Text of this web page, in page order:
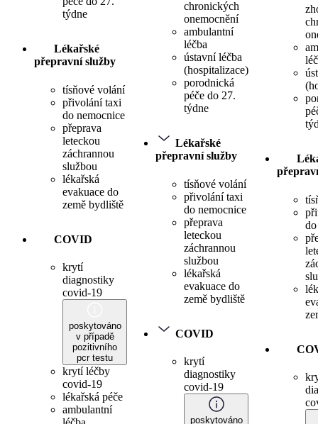
týdne
Lékařské
přepravní služby
tísňové volání
přivolání taxi
do nemocnice
přeprava
leteckou
záchrannou
službou
lékařská
evakuace do
země bydliště
COVID
krytí
diagnostiky
covid-19
poskytováno
v případě
pozitivního
pcr testu
krytí léčby
covid-19
lékařská péče
ambulantní
chronických
onemocnění
ambulantní
léčba
ústavní léčba
(hospitalizace)
porodnická
péče do 27.
týdne
Lékařské
přepravní služby
tísňové volání
přivolání taxi
do nemocnice
přeprava
leteckou
záchrannou
službou
lékařská
evakuace do
země bydliště
COVID
krytí
diagnostiky
covid-19
poskytováno